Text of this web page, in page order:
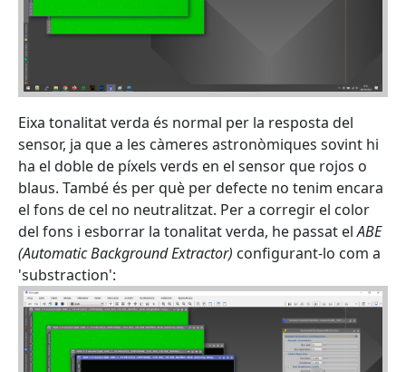
Eixa tonalitat verda és normal per la resposta del
sensor, ja que a les càmeres astronòmiques sovint hi
ha el doble de píxels verds en el sensor que rojos o
blaus. També és per què per defecte no tenim encara
el fons de cel no neutralitzat. Per a corregir el color
del fons i esborrar la tonalitat verda, he passat elABE
(Automatic Background Extractor) configurant-lo com a
'substraction':